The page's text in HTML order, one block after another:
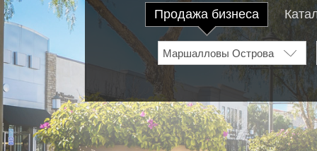
Продажа бизнеса